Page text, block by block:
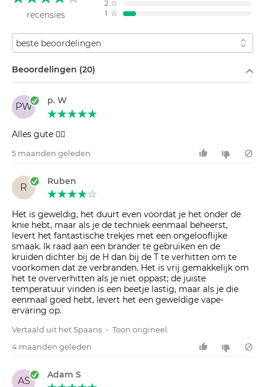
recensies
2 ☆
1 ☆
Sorteren op
Beoordelingen (20)
PW
p. W
Alles gute 👍🏻
5 maanden geleden
R
Ruben
Het is geweldig, het duurt even voordat je het onder de
knie hebt, maar als je de techniek eenmaal beheerst,
levert het fantastische trekjes met een ongelooflijke
smaak. Ik raad aan een brander te gebruiken en de
kruiden dichter bij de H dan bij de T te verhitten om te
voorkomen dat ze verbranden. Het is vrij gemakkelijk om
het te oververhitten als je niet oppast; de juiste
temperatuur vinden is een beetje lastig, maar als je die
eenmaal goed hebt, levert het een geweldige vape-
ervaring op.
Vertaald uit het Spaans • Toon origineel
4 maanden geleden
AS
Adam S